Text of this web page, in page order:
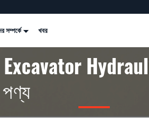
সম্পর্কে খবর
Excavator